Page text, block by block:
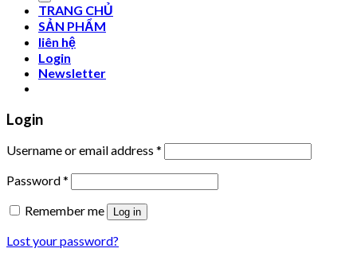
TRANG CHỦ
SẢN PHẨM
liên hệ
Login
Newsletter
Login
Username or email address *
Password*
Remember me
Log in
Lost your password?